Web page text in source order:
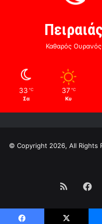
Πειραιάς
Καθαρός Ουρανός
33 ℃
Σα
37 ℃
Κυ
© Copyright 2026, All Rights
RSS